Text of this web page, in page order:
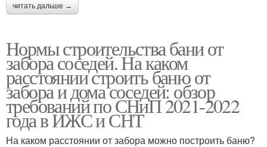
читать дальше →
Нормы строительства бани от
забора соседей. На каком
расстоянии строить баню от
забора и дома соседей: обзор
требований по СНиП 2021-2022
года в ИЖС и СНТ
На каком расстоянии от забора можно построить баню?